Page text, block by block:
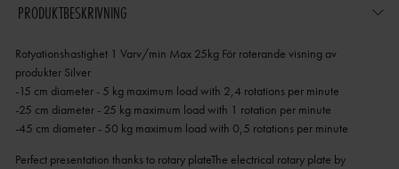
PRODUKTBESKRIVNING
Rotyationshastighet 1 Varv/min Max 25kg För roterande visning av
produkter Silver
-15 cm diameter - 5 kg maximum load with 2,4 rotations per minute
-25 cm diameter - 25 kg maximum load with 1 rotation per minute
-45 cm diameter - 50 kg maximum load with 0,5 rotations per minute
Perfect presentation thanks to rotary plateThe electrical rotary plate by